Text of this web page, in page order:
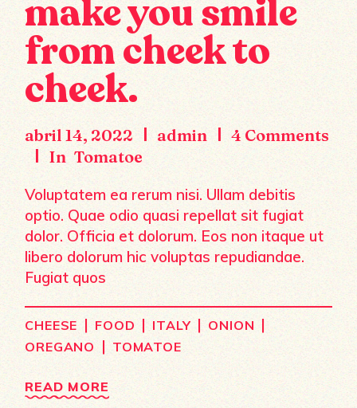
make you smile
from cheek to
cheek.
abril 14, 2022 admin
4 Comments
In Tomatoe
Voluptatem ea rerum nisi. Ullam debitis
optio. Quae odio quasi repellat sit fugiat
dolor. Officia et dolorum. Eos non itaque ut
libero dolorum hic voluptas repudiandae.
Fugiat quos
CHEESE | FOOD | ITALY | ONION |
OREGANO | TOMATOE
READ MORE